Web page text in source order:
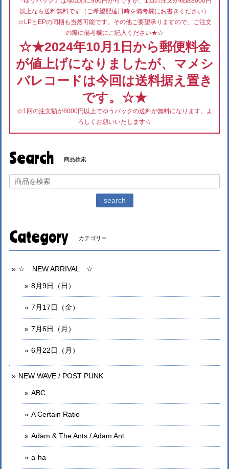
以上なら送料無料です（ご希望配達日時を備考欄にお書きください）
☆LPとEPの同梱も当然可能です。その他ご要望承りますので、ご注文
の際に備考欄にご記入ください★☆
☆★2024年10月1日から郵便料金
が値上げになりましたが、マメシ
バレコードは今回は送料据え置き
です。☆★
☆1回の注文額が8000円以上でゆうパックの送料が無料になります。よ
ろしくお願いいたします☆
Search 商品検索
search
Category カテゴリー
☆ NEW ARRIVAL ☆
8月9日（日）
7月17日（金）
7月6日（月）
6月22日（月）
NEW WAVE / POST PUNK
ABC
A Certain Ratio
Adam & The Ants / Adam Ant
a-ha